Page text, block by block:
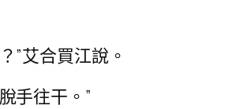
”艾合買江說。
手往干。”